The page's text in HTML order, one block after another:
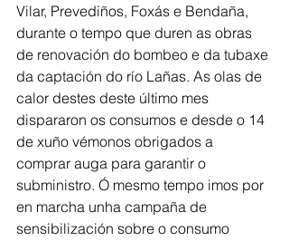
Vilar, Prevediños, Foxás e Bendaña,
durante o tempo que duren as obras
de renovación do bombeo e da tubaxe
da captación do río Lañas. As olas de
calor destes deste último mes
dispararon os consumos e desde o 14
de xuño vémonos obrigados a
comprar auga para garantir o
subministro. Ó mesmo tempo imos por
en marcha unha campaña de
sensibilización sobre o consumo